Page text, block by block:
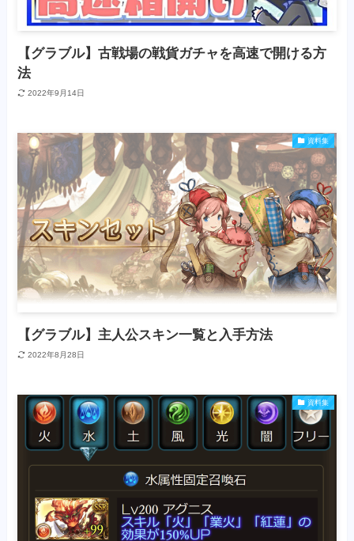
【グラブル】古戦場の戦貨ガチャを高速で開ける方
法
2022年9月14日
資料集
【グラブル】主人公スキン一覧と入手方法
2022年8月28日
資料集